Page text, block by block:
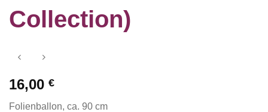
Collection)
16,00 €
Folienballon, ca. 90 cm